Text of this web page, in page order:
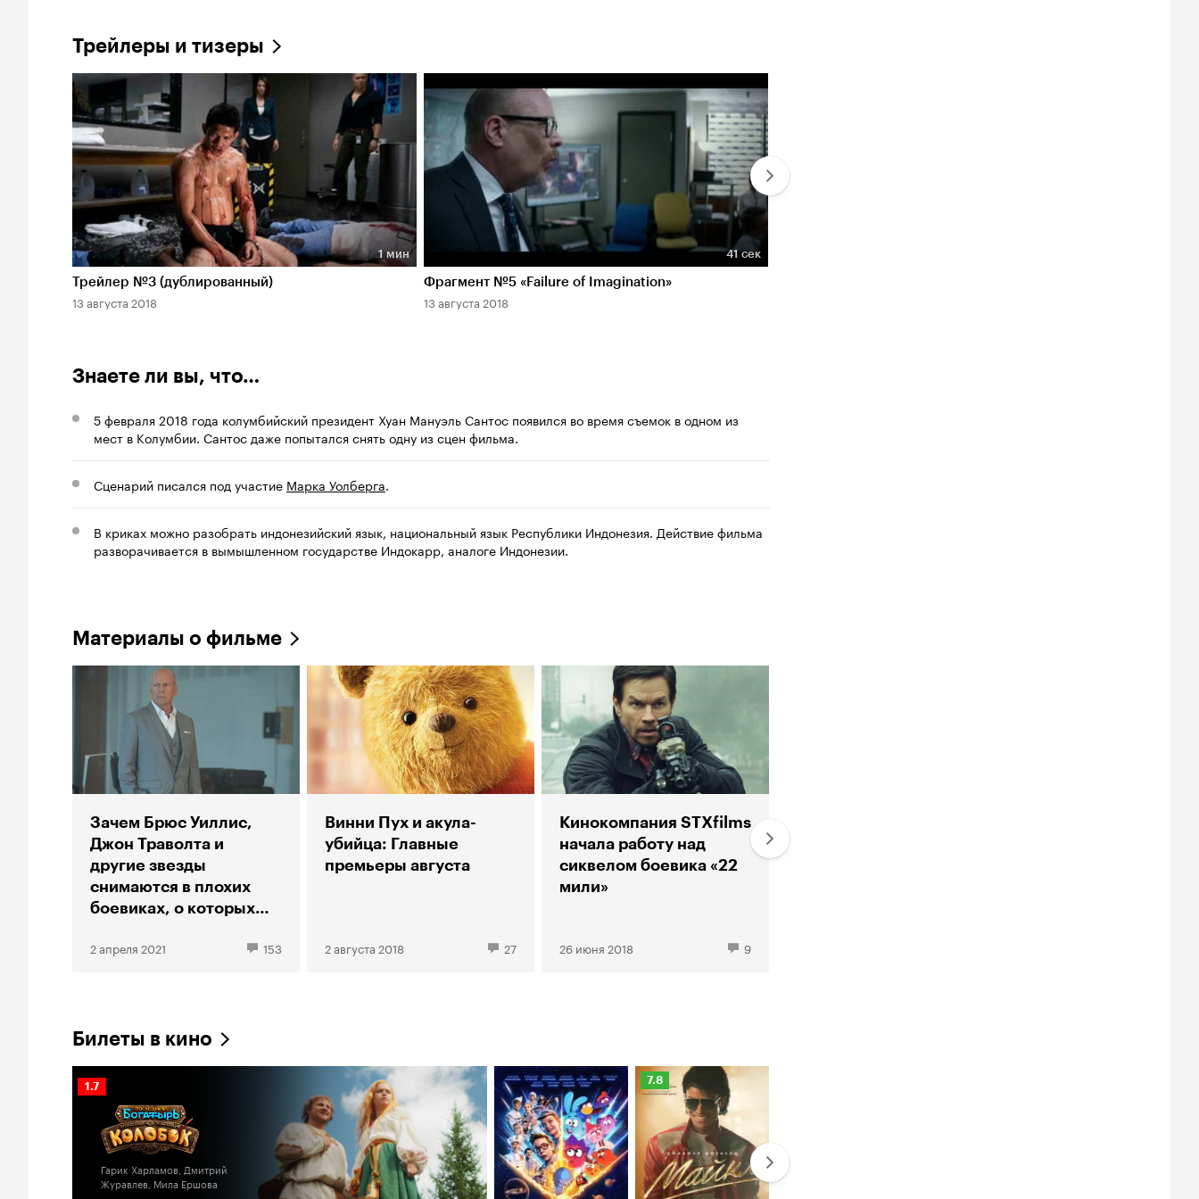
Трейлеры и тизеры
Длительность 1 мин
1 мин
Трейлер №3 (дублированный)
13 августа 2018
Длительность 41 сек
41 сек
Фрагмент №5 «Failure of Imagination»
13 августа 2018
Знаете ли вы, что…
5 февраля 2018 года колумбийский президент Хуан Мануэль Сантос появился во время съемок в одном из
мест в Колумбии. Сантос даже попытался снять одну из сцен фильма.
Сценарий писался под участие Марка Уолберга.
В криках можно разобрать индонезийский язык, национальный язык Республики Индонезия. Действие фильма
разворачивается в вымышленном государстве Индокарр, аналоге Индонезии.
Материалы о фильме
Зачем Брюс Уиллис,
Джон Траволта и
другие звезды
снимаются в плохих
боевиках, о которых
2 апреля 2021 153
Винни Пух и акула-
убийца: Главные
премьеры августа
2 августа 2018 27
Кинокомпания STXfilms
начала работу над
сиквелом боевика «22
мили»
26 июня 2018 9
Билеты в кино
Рейтинг
Кинопоиска
1.7
Гарик Харламов, Дмитрий
Журавлев, Мила Ершова
Рейтинг
Кинопоиска
7.8